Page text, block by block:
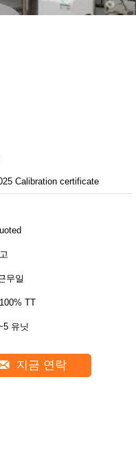
Calibration certificate
무일
TT
유닛
지금 연락